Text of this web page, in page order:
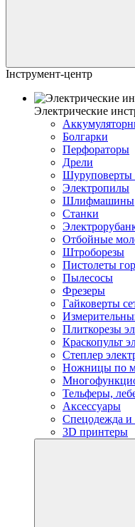
Інструмент-центр
Электрические
Болгарки
Перфораторы
Дрели
Шуруповерты
Электропилы
Шлифмашины
Станки
Отбойные
Штроборезы
Пистолеты
Пылесосы
Фрезеры
Гайковерты
Плиткорезы
Краскопульт
Степлер
Ножницы по
Тельферы,
Аксессуары
Спецодежда и
3D принтеры